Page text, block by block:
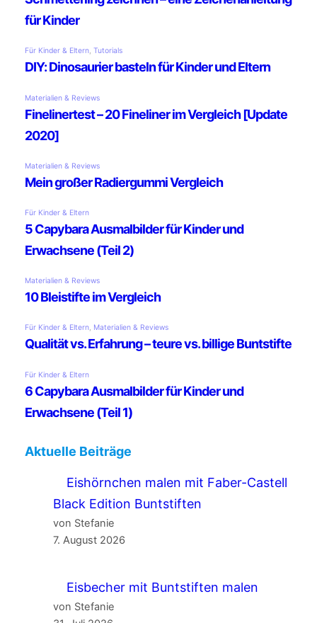
Aktuelle Beiträge
Eishörnchen malen mit Faber-Castell
Black Edition Buntstiften
von Stefanie
7. August 2026
Eisbecher mit Buntstiften malen
von Stefanie